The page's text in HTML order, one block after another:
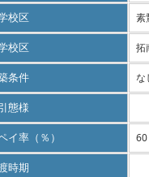
校区 素
校区 拓
条件 な
態様
イ率（％） 60
時期